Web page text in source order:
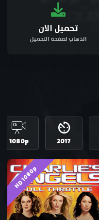
تحميل الان
الذهاب لصفحة التحميل
2017
1080p
HD 1080p